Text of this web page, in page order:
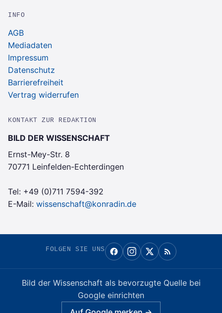
INFO
AGB
Mediadaten
Impressum
Datenschutz
Barrierefreiheit
Vertrag widerrufen
KONTAKT ZUR REDAKTION
BILD DER WISSENSCHAFT
Ernst-Mey-Str. 8
70771 Leinfelden-Echterdingen
Tel: +49 (0)711 7594-392
E-Mail: wissenschaft@konradin.de
FOLGEN SIE UNS
Bild der Wissenschaft als bevorzugte Quelle bei
Google einrichten